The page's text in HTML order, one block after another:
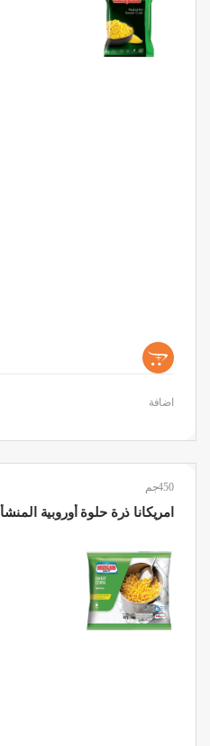
+
اضافة
450جم
امريكانا ذرة حلوة أوروبية المنشأ 450جم